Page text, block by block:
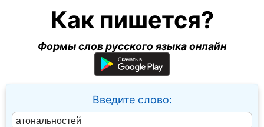
Как пишется?
Формы слов русского языка онлайн
Введите слово: